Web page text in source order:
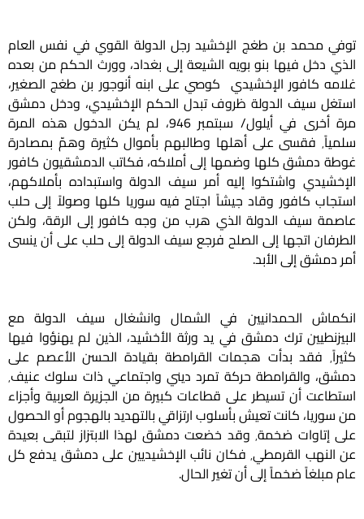
توفي محمد بن طغج الإخشيد رجل الدولة القوي في نفس العام
الذي دخل فيها بنو بويه الشيعة إلى بغداد، وورث الحكم من بعده
غلامه كافور الإخشيدي كوصي على ابنه أنوجور بن طغج الصغير،
استغل سيف الدولة ظروف تبدل الحكم الإخشيدي، ودخل دمشق
مرة أخرى في أيلول/ سبتمبر 946، لم يكن الدخول هذه المرة
سلمياً٬ فقسى على أهلها وطالبهم بأموال كثيرة وهمّ بمصادرة
غوطة دمشق كلها وضمها إلى أملاكه، فكاتب الدمشقيون كافور
الإخشيدي واشتكوا إليه أمر سيف الدولة واستبداده بأملاكهم،
استجاب كافور وقاد جيشاً اجتاح فيه سوريا كلها وصولاً إلى حلب
عاصمة سيف الدولة الذي هرب من وجه كافور إلى الرقة، ولكن
الطرفان اتجها إلى الصلح فرجع سيف الدولة إلى حلب على أن ينسى
أمر دمشق إلى الأبد.
انكماش الحمدانيين في الشمال وانشغال سيف الدولة مع
البيزنطيين ترك دمشق في يد ورثة الأخشيد، الذين لم يهنؤوا فيها
كثيراً٬ فقد بدأت هجمات القرامطة بقيادة الحسن الأعصم على
دمشق، والقرامطة حركة تمرد ديني واجتماعي ذات سلوك عنيف٬
استطاعت أن تسيطر على قطاعات كبيرة من الجزيرة العربية وأجزاء
من سوريا، كانت تعيش بأسلوب ارتزاقي بالتهديد بالهجوم أو الحصول
على إتاوات ضخمة٬ وقد خضعت دمشق لهذا الابتزاز لتبقى بعيدة
عن النهب القرمطي٬ فكان نائب الإخشيديين على دمشق يدفع كل
عام مبلغاً ضخماً إلى أن تغير الحال.